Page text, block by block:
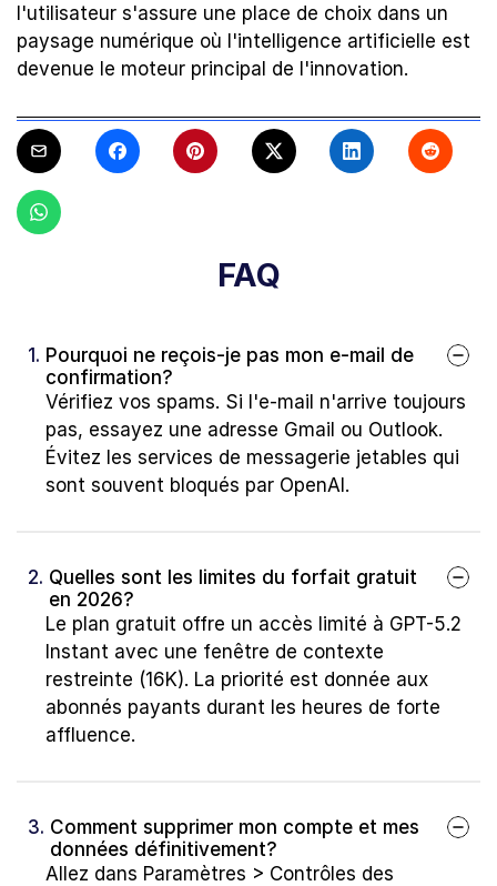
l'utilisateur s'assure une place de choix dans un
paysage numérique où l'intelligence artificielle est
devenue le moteur principal de l'innovation.
FAQ
1. Pourquoi ne reçois-je pas mon e-mail de
confirmation?
Vérifiez vos spams. Si l'e-mail n'arrive toujours
pas, essayez une adresse Gmail ou Outlook.
Évitez les services de messagerie jetables qui
sont souvent bloqués par OpenAI.
2. Quelles sont les limites du forfait gratuit
en 2026?
Le plan gratuit offre un accès limité à GPT-5.2
Instant avec une fenêtre de contexte
restreinte (16K). La priorité est donnée aux
abonnés payants durant les heures de forte
affluence.
3. Comment supprimer mon compte et mes
données définitivement?
Allez dans Paramètres > Contrôles des